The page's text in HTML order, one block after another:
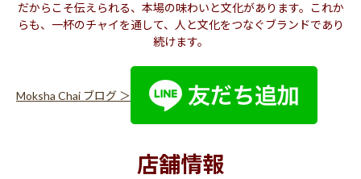
だからこそ伝えられる、本場の味わいと文化があります。これか
らも、一杯のチャイを通して、人と文化をつなぐブランドであり
続けます。
Moksha Chai ブログ ＞
店舗情報